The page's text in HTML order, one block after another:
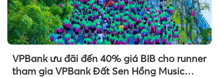
VPBank ưu đãi đến 40% giá BIB cho runner
tham gia VPBank Đất Sen Hồng Music